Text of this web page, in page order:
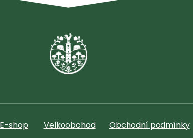
E-shop Velkoobchod Obchodní podmínky